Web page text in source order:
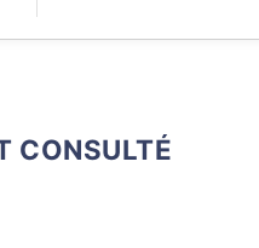
CONSULTÉ